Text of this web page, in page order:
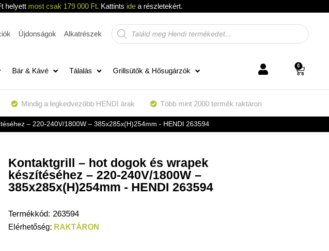
helyett most csak 179 000 Ft. Kattints idea részletekért.
Újdonságok Alkatrészek
Bár & Kávé Tálalás Grillsütők & Hősugárzók
0
Mindig a legkedvezőbb HENDI árak Több mint 2000 termék raktáron
– 220-240V/1800W – 385x285x(H)254mm - HENDI 263594
Kontaktgrill – hot dogok és wrapek
készítéséhez – 220-240V/1800W –
385x285x(H)254mm - HENDI 263594
Termékkód: 263594
RAKTÁRON